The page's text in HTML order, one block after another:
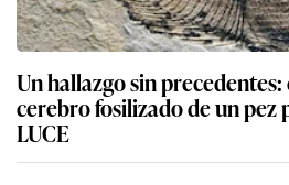
Un hallazgo sin
cerebro fosilizado de un pez
LUCE